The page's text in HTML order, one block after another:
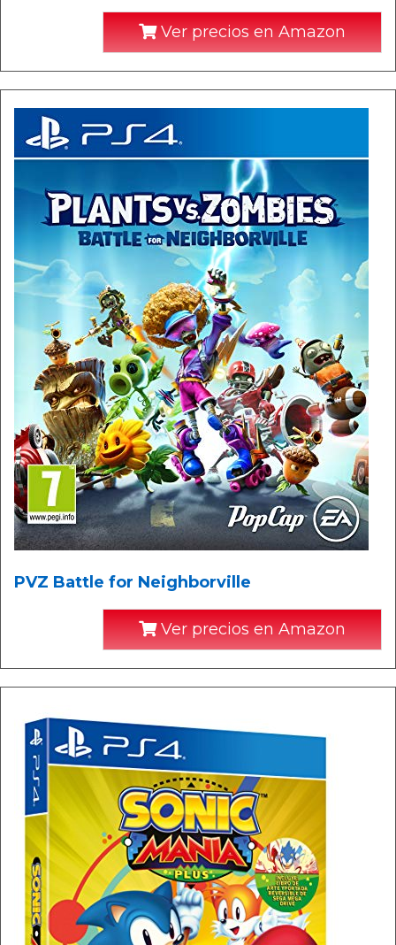
Ver precios en Amazon
PVZ Battle for Neighborville
Ver precios en Amazon